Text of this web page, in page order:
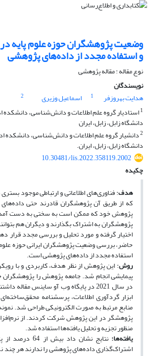
وضعیت پژوهشگران حوزه علوم پایه
و استفاده مجدد از داده‌های پژوهشی
نوع مقاله : مقاله پژوهشی
نویسندگان
هدایت بهروزفر
1 اسماعیل وزیری
2
1استادیار گروه علم اطلاعات و دانش‌شناسی، دانشکده
دانشگاه زابل، زابل، ایران
2دانشیار گروه علم اطلاعات و دانش‌شناسی، دانشکده
دانشگاه زابل، زابل، ایران.
10.30481/lis.2022.358119.2002
چکیده
هدف: فناوری‌های اطلاعاتی و ارتباطی موجود
که از طریق آن پژوهشگران قادرند حتی
پژوهش خود که ممکن است به سختی به دست
پژوهشگران به اشتراک بگذارند و دیگران هم
اختیار گرفته و مورد تحلیل و بررسی مجدد
حاضر، بررسی وضعیت پژوهشگران ایرانی حوزه
استفاده مجدد از داده‌های پژوهشی است.
روش: این پژوهش از نظر هدف، کاربردی و با
پیمایشی انجام شد. جامعه پژوهش را پژوهشگران
در سال 2021 در پایگاه وب آو ساینس مقاله
ابزار گردآوری اطلاعات، پرسشنامه‌
پژوهشگر در این پژوهش شرکت کردند. از
منظور تجزیه و تحلیل یافته‌ها استفاده شد.
یافته­‌ها: نتایج نشان داد
اشتراک‌گذاری داده‌های پژوهشی را ندارند هر